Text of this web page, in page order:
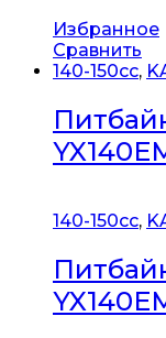
Избранное
Сравнить
140-150сс,
140-150сс,